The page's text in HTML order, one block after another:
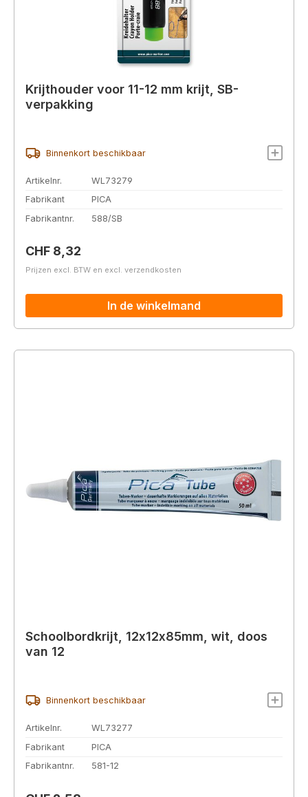
Krijthouder voor 11-12 mm krijt, SB-
verpakking
Binnenkort beschikbaar
Artikelnr.
WL73279
Fabrikant
PICA
Fabrikantnr.
588/SB
Normale prijs:
CHF 8,32
Prijzen excl. BTW en excl. verzendkosten
In de winkelmand
Schoolbordkrijt, 12x12x85mm, wit, doos
van 12
Binnenkort beschikbaar
Artikelnr.
WL73277
Fabrikant
PICA
Fabrikantnr.
581-12